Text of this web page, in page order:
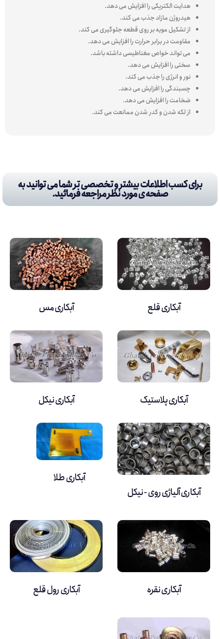
هدایت الکتریکی را افزایش می دهد.
هیدروژن مازاد جذب می کند.
از تشکیل مویه بر روی قطعه جلوگیری می کند.
مقاومت در برابر حرارت را افزایش می دهد.
می تواند خواص مغناطیسی داشته باشد.
سختی را افزایش می دهد.
نور و انرژی را جذب می کند.
چسبندگی را افزایش می دهد.
ضخامت را افزایش می دهد.
از لکه شدن و کدر شدن ممانعت می کند.
برای کسب اطلاعات بیشتر و تخصصی تر شما می توانید به
صفحه ی مورد نظر مراجعه فرمائید.
آبکاری قلع
آبکاری پلاستیک
آبکاری آلیاژی روی - نیکل
آبکاری مس
آبکاری نیکل
آبکاری طلا
آبکاری نقره آبکاری رول قلع